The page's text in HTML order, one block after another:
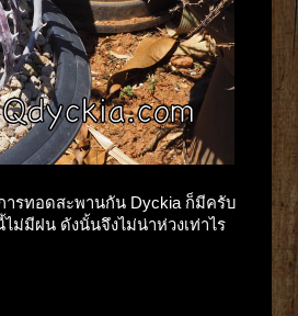
ารทอดสะพานกัน Dyckia ก็มีครับ
ม่มีฝน ดังนั้นจึงไม่น่าห่วงเท่าไร